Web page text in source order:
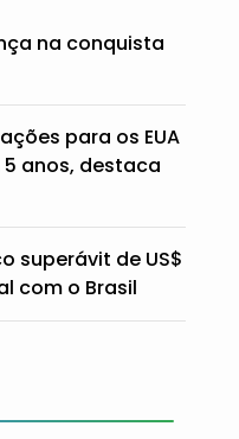
na conquista
para os EUA
anos, destaca
superávit de US$
com o Brasil